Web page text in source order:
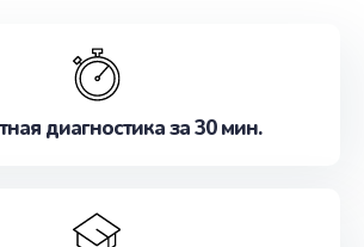
диагностика за 30 мин.